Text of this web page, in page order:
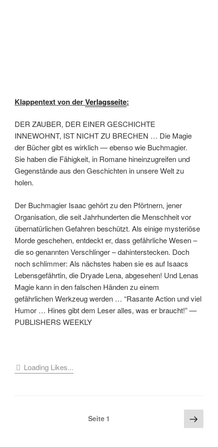
Klappentext von derVerlagsseite:
DER ZAUBER, DER EINER GESCHICHTE
INNEWOHNT, IST NICHT ZU BRECHEN … Die Magie
der Bücher gibt es wirklich — ebenso wie Buchmagier.
Sie haben die Fähigkeit, in Romane hineinzugreifen und
Gegenstände aus den Geschichten in unsere Welt zu
holen.
Der Buchmagier Isaac gehört zu den Pförtnern, jener
Organisation, die seit Jahrhunderten die Menschheit vor
übernatürlichen Gefahren beschützt. Als einige mysteriöse
Morde geschehen, entdeckt er, dass gefährliche Wesen –
die so genannten Verschlinger – dahinterstecken. Doch
noch schlimmer: Als nächstes haben sie es auf Isaacs
Lebensgefährtin, die Dryade Lena, abgesehen! Und Lenas
Magie kann in den falschen Händen zu einem
gefährlichen Werkzeug werden … “Rasante Action und viel
Humor … Hines gibt dem Leser alles, was er braucht!” —
PUBLISHERS WEEKLY
Loading Likes...
Seitennummerierung
Seite 1
Seite